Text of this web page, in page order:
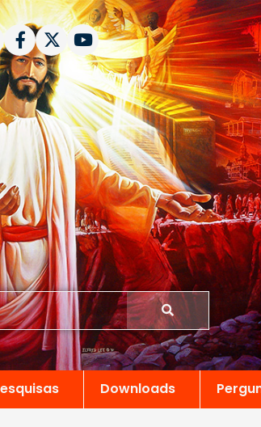
Downloads